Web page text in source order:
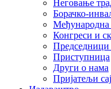
Неговање
Борачко-
Међународна
Конгреси и
Приступница
Други о нама
Пријатељи